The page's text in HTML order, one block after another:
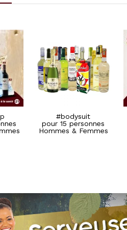
#bodysuit
pour 15 personnes
Hommes & Femmes